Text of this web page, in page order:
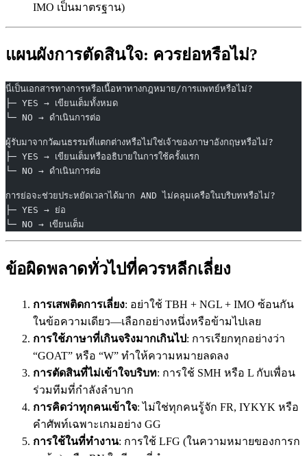
IMO เป็นมาตรฐาน)
แผนผังการตัดสินใจ: ควรย่อหรือไม่?
นี่เป็นเอกสารทางการหรือเนื้อหาทางกฎหมาย/การแพทย์หรือไม่?
├─ YES → เขียนเต็มทั้งหมด
└─ NO → ดำเนินการต่อ
ผู้รับมาจากวัฒนธรรมที่แตกต่างหรือไม่ใช่เจ้าของภาษาอังกฤษหรือไม่?
├─ YES → เขียนเต็มหรืออธิบายในการใช้ครั้งแรก
└─ NO → ดำเนินการต่อ
การย่อจะช่วยประหยัดเวลาได้มาก AND ไม่คลุมเครือในบริบทหรือไม่?
├─ YES → ย่อ
└─ NO → เขียนเต็ม
ข้อผิดพลาดทั่วไปที่ควรหลีกเลี่ยง
การเสพติดการเลี่ยง: อย่าใช้ TBH + NGL + IMO ซ้อนกัน
ในข้อความเดียว—เลือกอย่างหนึ่งหรือข้ามไปเลย
การใช้ภาษาที่เกินจริงมากเกินไป: การเรียกทุกอย่างว่า
“GOAT” หรือ “W” ทำให้ความหมายลดลง
การตัดสินที่ไม่เข้าใจบริบท: การใช้ SMH หรือ L กับเพื่อน
ร่วมทีมที่กำลังลำบาก
การคิดว่าทุกคนเข้าใจ: ไม่ใช่ทุกคนรู้จัก FR, IYKYK หรือ
คำศัพท์เฉพาะเกมอย่าง GG
การใช้ในที่ทำงาน: การใช้ LFG (ในความหมายของการก